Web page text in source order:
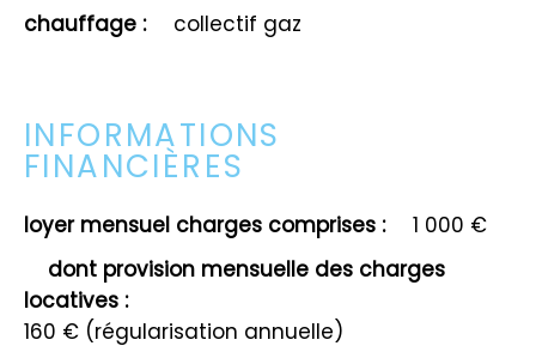
chauffage :
collectif gaz
INFORMATIONS
FINANCIÈRES
loyer mensuel charges comprises :
1 000 €
dont provision mensuelle des charges
locatives :
160 € (régularisation annuelle)